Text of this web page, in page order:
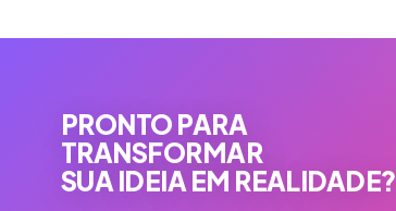
PRONTO PARA
TRANSFORMAR
SUA IDEIA EM REALIDADE?